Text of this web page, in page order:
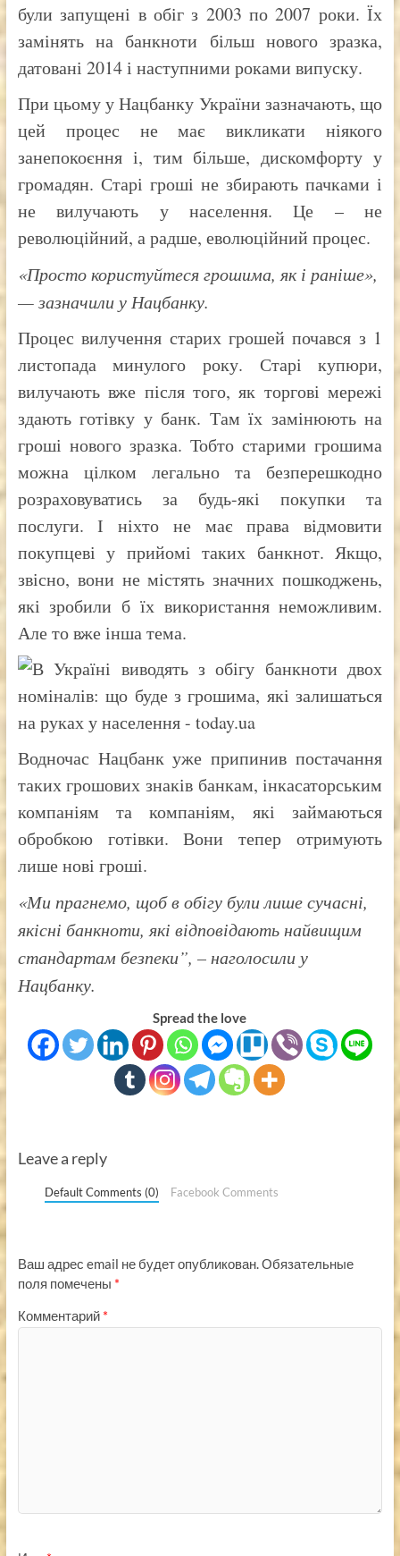
були запущені в обіг з 2003 по 2007 роки. Їх
замінять на банкноти більш нового зразка,
датовані 2014 і наступними роками випуску.
При цьому у Нацбанку України зазначають, що
цей процес не має викликати ніякого
занепокоєння і, тим більше, дискомфорту у
громадян. Старі гроші не збирають пачками і
не вилучають у населення. Це – не
революційний, а радше, еволюційний процес.
«Просто користуйтеся грошима, як і раніше»,
— зазначили у Нацбанку.
Процес вилучення старих грошей почався з 1
листопада минулого року. Старі купюри,
вилучають вже після того, як торгові мережі
здають готівку у банк. Там їх замінюють на
гроші нового зразка. Тобто старими грошима
можна цілком легально та безперешкодно
розраховуватись за будь-які покупки та
послуги. І ніхто не має права відмовити
покупцеві у прийомі таких банкнот. Якщо,
звісно, вони не містять значних пошкоджень,
які зробили б їх використання неможливим.
Але то вже інша тема.
Водночас Нацбанк уже припинив постачання
таких грошових знаків банкам, інкасаторським
компаніям та компаніям, які займаються
обробкою готівки. Вони тепер отримують
лише нові гроші.
«Ми прагнемо, щоб в обігу були лише сучасні,
якісні банкноти, які відповідають найвищим
стандартам безпеки”, – наголосили у
Нацбанку.
Spread the love
Leave a reply
Default Comments (0) Facebook Comments
Ваш адрес email не будет опубликован.Обязательные
поля помечены *
Комментарий *